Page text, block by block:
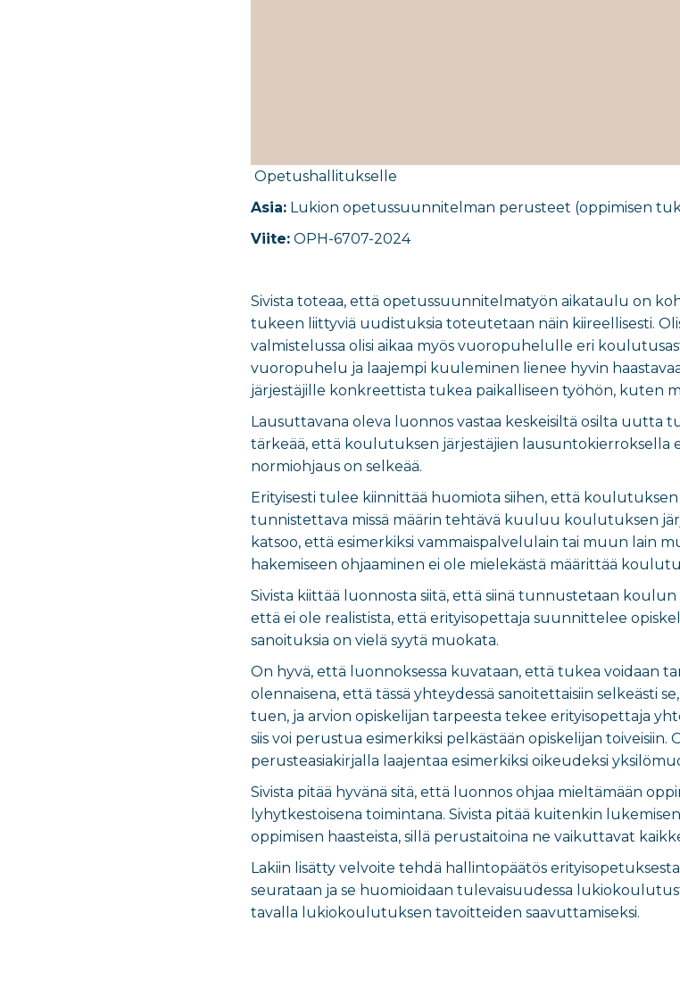
Opetushallitukselle
Asia: Lukion opetussuunnitelman perusteet (oppimisen
Viite: OPH-6707-2024
Sivista toteaa, että opetussuunnitelmatyön aikataulu on
tukeen liittyviä uudistuksia toteutetaan näin kiireellisesti.
valmistelussa olisi aikaa myös vuoropuhelulle eri
vuoropuhelu ja laajempi kuuleminen lienee hyvin
järjestäjille konkreettista tukea paikalliseen työhön, kuten
Lausuttavana oleva luonnos vastaa keskeisiltä osilta uutta
tärkeää, että koulutuksen järjestäjien lausuntokierroksella
normiohjaus on selkeää.
Erityisesti tulee kiinnittää huomiota siihen, että
tunnistettava missä määrin tehtävä kuuluu koulutuksen
katsoo, että esimerkiksi vammaispalvelulain tai muun lain
hakemiseen ohjaaminen ei ole mielekästä määrittää
Sivista kiittää luonnosta siitä, että siinä tunnustetaan
että ei ole realistista, että erityisopettaja suunnittelee
sanoituksia on vielä syytä muokata.
On hyvä, että luonnoksessa kuvataan, että tukea voidaan
olennaisena, että tässä yhteydessä sanoitettaisiin selkeästi
tuen, ja arvion opiskelijan tarpeesta tekee erityisopettaja
siis voi perustua esimerkiksi pelkästään opiskelijan
perusteasiakirjalla laajentaa esimerkiksi oikeudeksi
Sivista pitää hyvänä sitä, että luonnos ohjaa mieltämään
lyhytkestoisena toimintana. Sivista pitää kuitenkin
oppimisen haasteista, sillä perustaitoina ne vaikuttavat
Lakiin lisätty velvoite tehdä hallintopäätös
seurataan ja se huomioidaan tulevaisuudessa
tavalla lukiokoulutuksen tavoitteiden saavuttamiseksi.